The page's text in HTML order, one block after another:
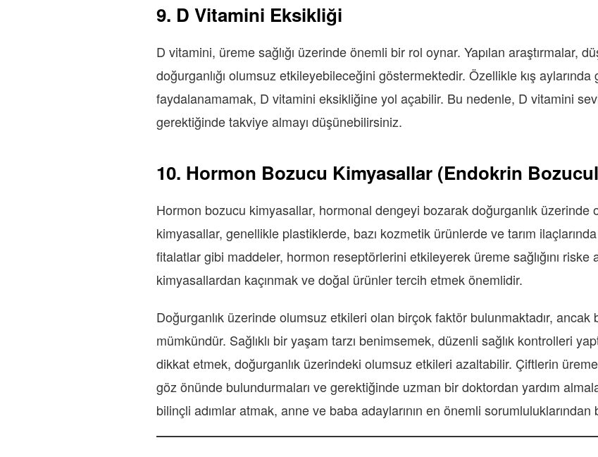
9. D Vitamini Eksikliği
D vitamini, üreme sağlığı üzerinde önemli bir rol oynar. Yapılan araştırmalar,
doğurganlığı olumsuz etkileyebileceğini göstermektedir. Özellikle kış aylarında
faydalanamamak, D vitamini eksikliğine yol açabilir. Bu nedenle, D vitamini
gerektiğinde takviye almayı düşünebilirsiniz.
10. Hormon Bozucu Kimyasallar (Endokrin
Hormon bozucu kimyasallar, hormonal dengeyi bozarak doğurganlık üzerinde
kimyasallar, genellikle plastiklerde, bazı kozmetik ürünlerde ve tarım
fitalatlar gibi maddeler, hormon reseptörlerini etkileyerek üreme sağlığını
kimyasallardan kaçınmak ve doğal ürünler tercih etmek önemlidir.
Doğurganlık üzerinde olumsuz etkileri olan birçok faktör bulunmaktadır,
mümkündür. Sağlıklı bir yaşam tarzı benimsemek, düzenli sağlık kontrolleri
dikkat etmek, doğurganlık üzerindeki olumsuz etkileri azaltabilir. Çiftlerin
göz önünde bulundurmaları ve gerektiğinde uzman bir doktordan yardım
bilinçli adımlar atmak, anne ve baba adaylarının en önemli sorumluluklarından